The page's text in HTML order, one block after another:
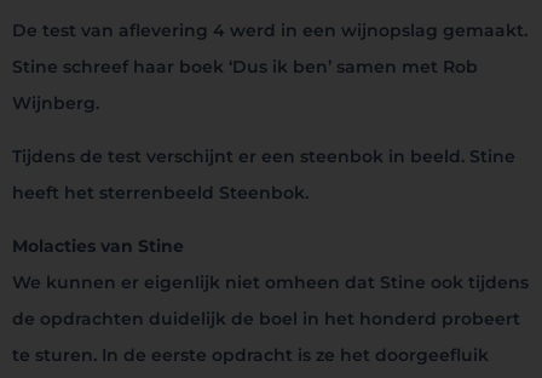
De test van aflevering 4 werd in een wijnopslag gemaakt.
Stine schreef haar boek ‘Dus ik ben’ samen met Rob
Wijnberg.
Tijdens de test verschijnt er een steenbok in beeld. Stine
heeft het sterrenbeeld Steenbok.
Molacties van Stine
We kunnen er eigenlijk niet omheen dat Stine ook tijdens
de opdrachten duidelijk de boel in het honderd probeert
te sturen. In de eerste opdracht is ze het doorgeefluik